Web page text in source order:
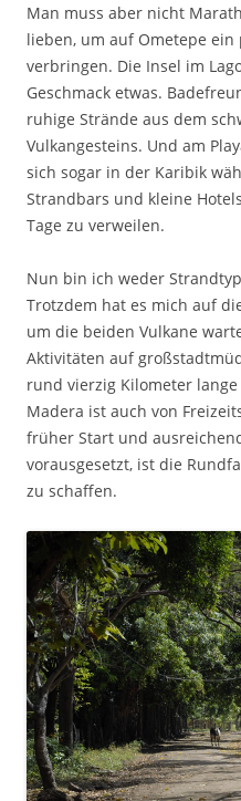
Man muss aber nicht
lieben, um auf Ometepe ein
verbringen. Die Insel im
Geschmack etwas.
ruhige Strände aus dem
Vulkangesteins. Und am
sich sogar in der Karibik
Strandbars und kleine
Tage zu verweilen.
Nun bin ich weder
Trotzdem hat es mich auf
um die beiden Vulkane
Aktivitäten auf
rund vierzig Kilometer
Madera ist auch von
früher Start und
vorausgesetzt, ist die
zu schaffen.